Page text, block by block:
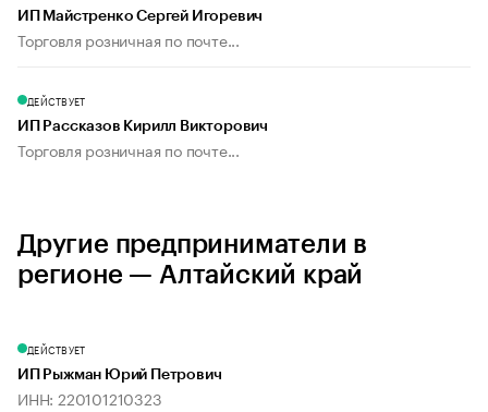
ИП Майстренко Сергей Игоревич
Торговля розничная по почте...
ДЕЙСТВУЕТ
ИП Рассказов Кирилл Викторович
Торговля розничная по почте...
Другие предприниматели в
регионе — Алтайский край
ДЕЙСТВУЕТ
ИП Рыжман Юрий Петрович
ИНН: 220101210323